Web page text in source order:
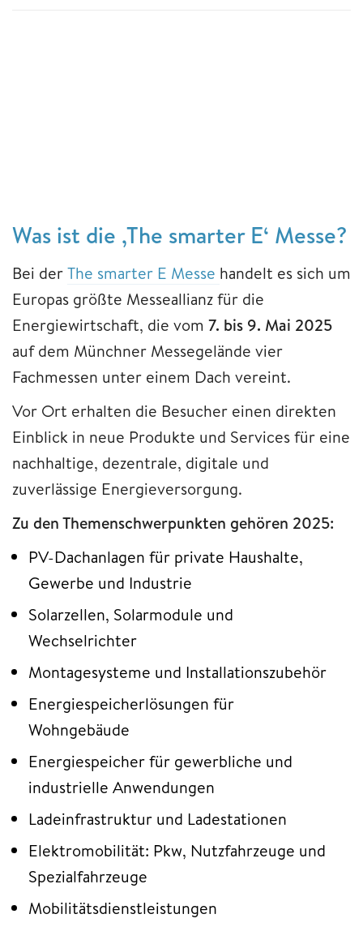
Was ist die ‚The smarter E‘ Messe?
Bei derThe smarter E Messe handelt es sich um
Europas größte Messeallianz für die
Energiewirtschaft, die vom 7. bis 9. Mai 2025
auf dem Münchner Messegelände vier
Fachmessen unter einem Dach vereint.
Vor Ort erhalten die Besucher einen direkten
Einblick in neue Produkte und Services für eine
nachhaltige, dezentrale, digitale und
zuverlässige Energieversorgung.
Zu den Themenschwerpunkten gehören 2025:
PV-Dachanlagen für private Haushalte,
Gewerbe und Industrie
Solarzellen, Solarmodule und
Wechselrichter
Montagesysteme und Installationszubehör
Energiespeicherlösungen für
Wohngebäude
Energiespeicher für gewerbliche und
industrielle Anwendungen
Ladeinfrastruktur und Ladestationen
Elektromobilität: Pkw, Nutzfahrzeuge und
Spezialfahrzeuge
Mobilitätsdienstleistungen